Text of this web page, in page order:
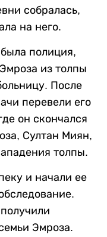
собралась,
на него.
полиция,
из толпы
После
перевели его
он скончался
Султан Миян,
толпы.
и начали ее
Эмроза.